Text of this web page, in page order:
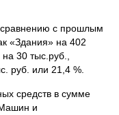
сравнению с прошлым
«Здания» на 402
30 тыс.руб.,
руб. или 21,4 %.
средств в сумме
и